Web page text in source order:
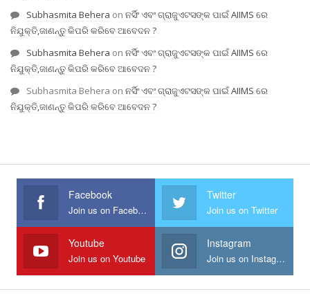
Subhasmita Behera on ନର୍ସିଂ ଏବଂ ଗ୍ରାଜୁଏଟସଙ୍କ ପାଇଁ AIIMS ରେ
ନିଯୁକ୍ତି,ଜାଣନ୍ତୁ କିପରି କରିବେ ଆବେଦନ ?
Subhasmita Behera on ନର୍ସିଂ ଏବଂ ଗ୍ରାଜୁଏଟସଙ୍କ ପାଇଁ AIIMS ରେ
ନିଯୁକ୍ତି,ଜାଣନ୍ତୁ କିପରି କରିବେ ଆବେଦନ ?
Subhasmita Behera on ନର୍ସିଂ ଏବଂ ଗ୍ରାଜୁଏଟସଙ୍କ ପାଇଁ AIIMS ରେ
ନିଯୁକ୍ତି,ଜାଣନ୍ତୁ କିପରି କରିବେ ଆବେଦନ ?
Facebook
Join us on Facebook
Twitter
Join us on Twitter
Youtube
Join us on Youtube
Instagram
Join us on Instagram